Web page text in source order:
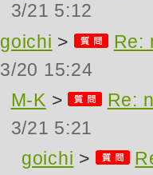
3/21 5:12
goichi >
Re:
3/20 15:24
M-K >
Re:
3/21 5:21
goichi >